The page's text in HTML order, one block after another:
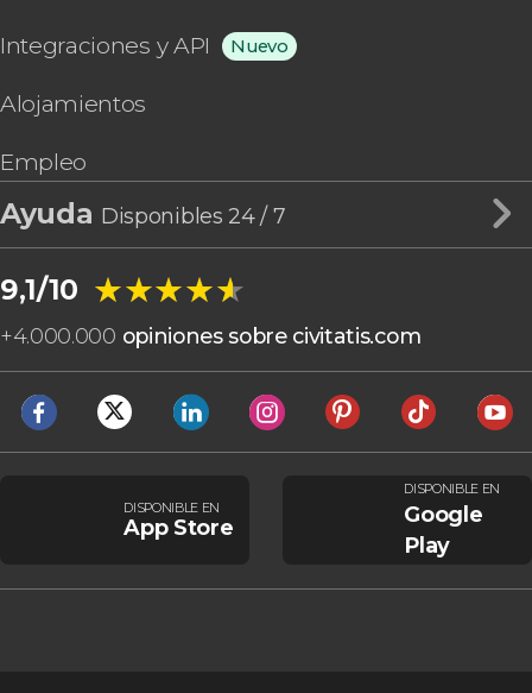
Integraciones y API Nuevo
Alojamientos
Empleo
Ayuda Disponibles 24 / 7
9,1/10 ★★★★★
★★★★★
+4.000.000 opiniones sobre civitatis.com
DISPONIBLE EN
App Store
DISPONIBLE EN
Google
Play